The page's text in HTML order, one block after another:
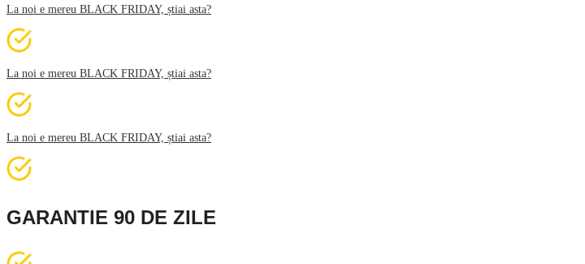
La noi e mereu BLACK FRIDAY, știai asta?
La noi e mereu BLACK FRIDAY, știai asta?
La noi e mereu BLACK FRIDAY, știai asta?
GARANTIE 90 DE ZILE